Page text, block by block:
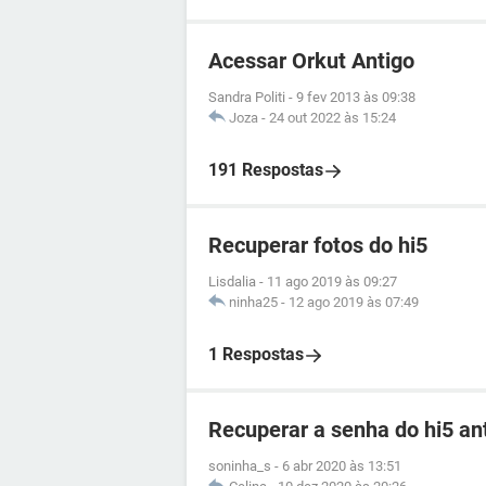
Acessar Orkut Antigo
Sandra Politi - 9 fev 2013 às 09:38
Joza - 24 out 2022 às 15:24
191 Respostas
Recuperar fotos do hi5
Lisdalia - 11 ago 2019 às 09:27
ninha25 - 12 ago 2019 às 07:49
1 Respostas
Recuperar a senha do hi5
soninha_s - 6 abr 2020 às 13:51